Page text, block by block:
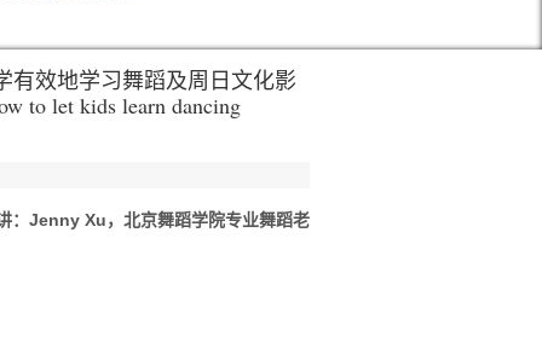
有效地学习舞蹈及周日文化影
to let kids learn dancing
：Jenny Xu，北京舞蹈学院专业舞蹈老